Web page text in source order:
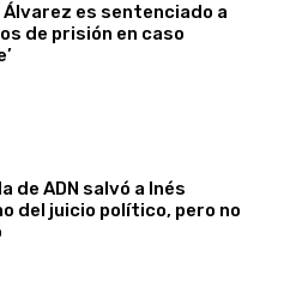
Álvarez es sentenciado a
de prisión en caso
de ADN salvó a Inés
del juicio político, pero no